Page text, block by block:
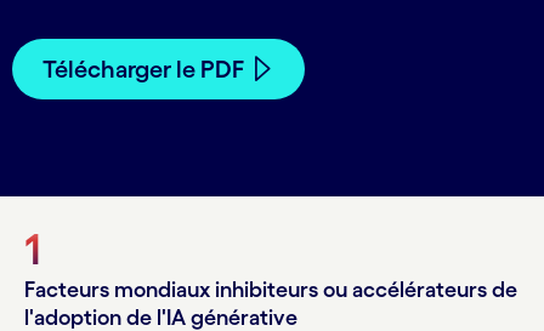
Télécharger le PDF
1
Facteurs mondiaux inhibiteurs ou accélérateurs de
l'adoption de l'IA générative